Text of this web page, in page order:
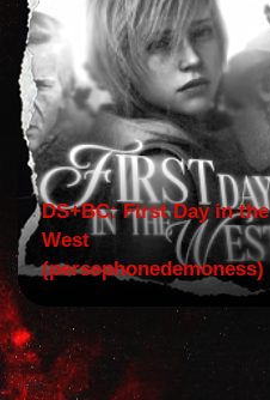
DS+BC: First Day in the
West
(persephonedemoness)